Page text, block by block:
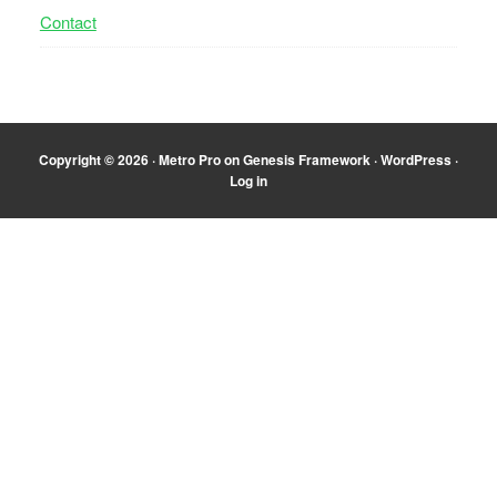
Contact
Copyright © 2026 ·Metro ProonGenesis Framework ·WordPress ·
Log in